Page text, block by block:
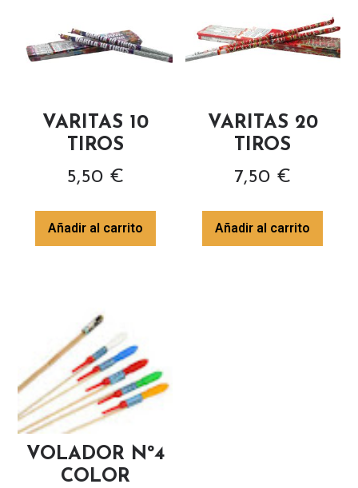
VARITAS 10
TIROS
5,50 €
Añadir al carrito
VARITAS 20
TIROS
7,50 €
Añadir al carrito
VOLADOR Nº4
COLOR